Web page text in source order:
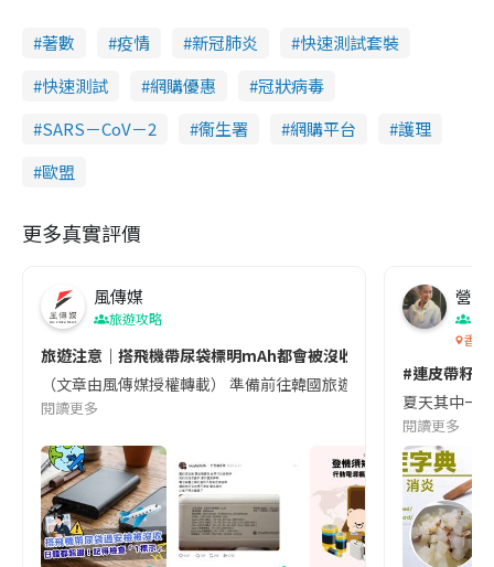
著數 疫情 新冠肺炎
快速測試套裝
快速測試
網購優惠
冠狀病毒
SARS－CoV－2
衞生署 網購平台
護理
歐盟
更多真實評價
風傳媒
旅遊攻略
旅遊注意｜搭飛機帶尿袋標明mAh都會被沒收😱出發前切記檢查
（文章由風傳媒授權轉載） 準備前往韓國旅遊的民眾，近期要
閱讀更多
營養
香港
#連皮帶籽
夏天其中一
閱讀更多